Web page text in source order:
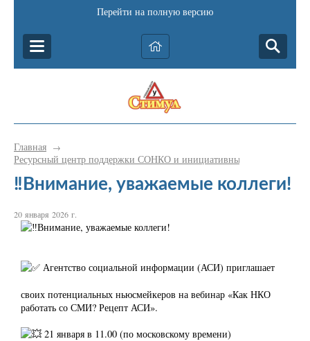
Перейти на полную версию
Главная →
Ресурсный центр поддержки СОНКО и инициативных граждан
‼Внимание, уважаемые коллеги!
20 января 2026 г.
Внимание, уважаемые коллеги!
Агентство социальной информации (АСИ) приглашает
своих потенциальных ньюсмейкеров на вебинар «Как НКО
работать со СМИ? Рецепт АСИ».
21 января в 11.00 (по московскому времени)